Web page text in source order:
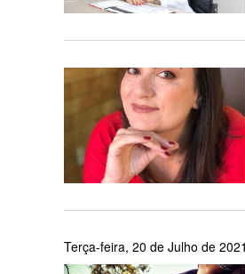
Terça-feira, 20 de Julho de